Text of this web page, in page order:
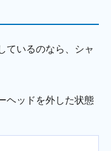
ているのなら、シャ
ヘッドを外した状態